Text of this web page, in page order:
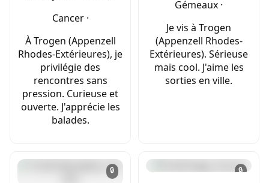
Cancer ·
À Trogen (Appenzell
Rhodes-Extérieures), je
privilégie des
rencontres sans
pression. Curieuse et
ouverte. J'apprécie les
balades.
Gémeaux ·
Je vis à Trogen
(Appenzell Rhodes-
Extérieures). Sérieuse
mais cool. J'aime les
sorties en ville.
🔒 🔒